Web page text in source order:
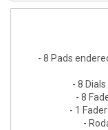
- 8 Pads
- 8
- 8
- 1
-